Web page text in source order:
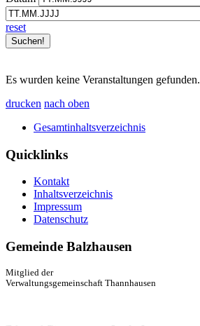
reset
Es wurden keine Veranstaltungen gefunden.
drucken nach oben
Gesamtinhaltsverzeichnis
Quicklinks
Kontakt
Inhaltsverzeichnis
Impressum
Datenschutz
Gemeinde Balzhausen
Mitglied der
Verwaltungsgemeinschaft Thannhausen